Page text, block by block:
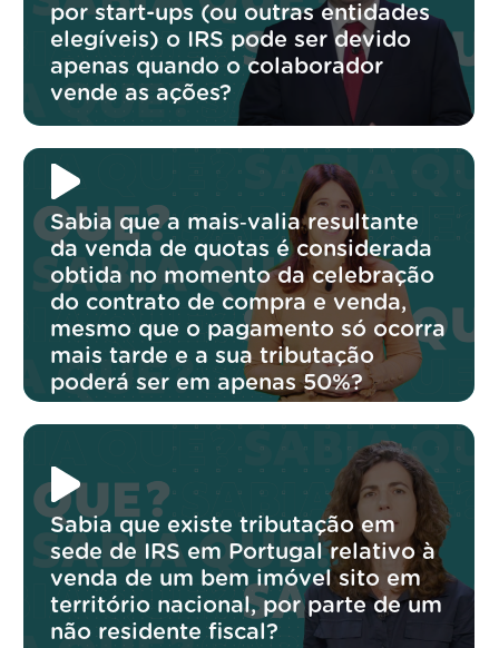
por start-ups (ou outras entidades
elegíveis) o IRS pode ser devido
apenas quando o colaborador
vende as ações?
Sabia que a mais‑valia resultante
da venda de quotas é considerada
obtida no momento da celebração
do contrato de compra e venda,
mesmo que o pagamento só ocorra
mais tarde e a sua tributação
poderá ser em apenas 50%?
Sabia que existe tributação em
sede de IRS em Portugal relativo à
venda de um bem imóvel sito em
território nacional, por parte de um
não residente fiscal?